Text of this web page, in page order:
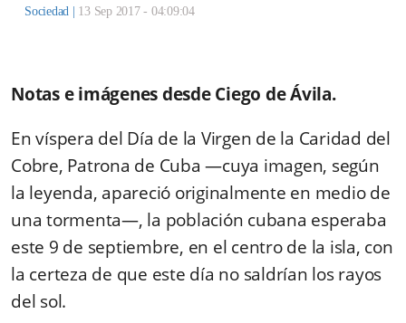
Sociedad 13 Sep 2017 - 04:09:04
Notas e imágenes desde Ciego de Ávila.
En víspera del Día de la Virgen de la Caridad del
Cobre, Patrona de Cuba —cuya imagen, según
la leyenda, apareció originalmente en medio de
una tormenta—, la población cubana esperaba
este 9 de septiembre, en el centro de la isla, con
la certeza de que este día no saldrían los rayos
del sol.